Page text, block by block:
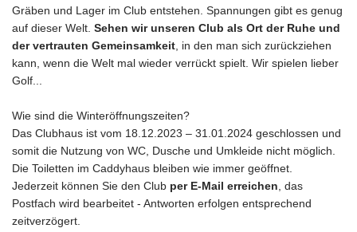
Gräben und Lager im Club entstehen. Spannungen gibt es genug
auf dieser Welt. Sehen wir unseren Club als Ort der Ruhe und
der vertrauten Gemeinsamkeit , in den man sich zurückziehen
kann, wenn die Welt mal wieder verrückt spielt. Wir spielen lieber
Golf...
Wie sind die Winteröffnungszeiten?
Das Clubhaus ist vom 18.12.2023 – 31.01.2024 geschlossen und
somit die Nutzung von WC, Dusche und Umkleide nicht möglich.
Die Toiletten im Caddyhaus bleiben wie immer geöffnet.
Jederzeit können Sie den Club per E-Mail erreichen , das
Postfach wird bearbeitet - Antworten erfolgen entsprechend
zeitverzögert.